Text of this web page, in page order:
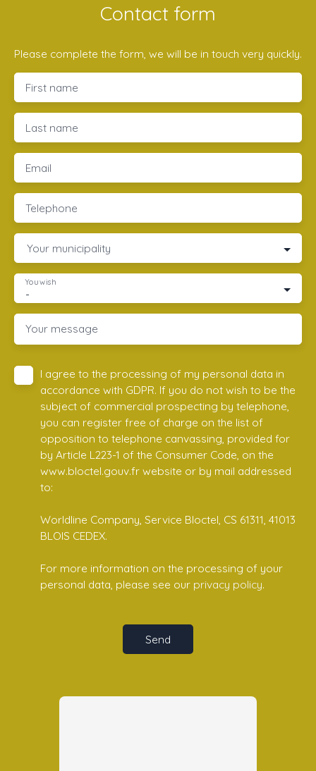
Contact form
Please complete the form, we will be in touch very quickly.
First name
Last name
Email
Telephone
Your municipality
-
You wish
Your message
I agree to the processing of my personal data in
accordance with GDPR. If you do not wish to be the
subject of commercial prospecting by telephone,
you can register free of charge on the list of
opposition to telephone canvassing, provided for
by Article L223-1 of the Consumer Code, on the
www.bloctel.gouv.fr website or by mail addressed
to:
Worldline Company, Service Bloctel, CS 61311, 41013
BLOIS CEDEX.
For more information on the processing of your
personal data, please see our privacy policy.
Send